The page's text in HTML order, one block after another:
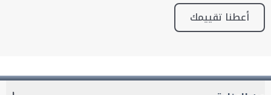
أعطنا تقييمك